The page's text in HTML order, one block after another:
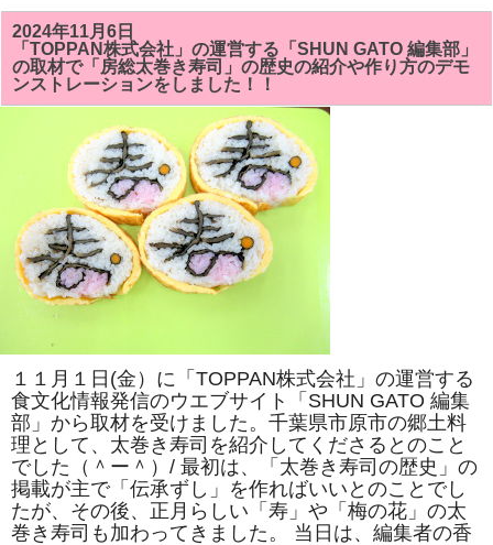
市
「イ
チ
推
し
イ
ベ
は
郷
土
料
理
「房
司
体
験
教
室」
で
「NHK
ワ
ー
ル
ド」
2024年11月6日
「TOPPAN株式会社」の運営する「SHUN GATO 編集部」
の取材で「房総太巻き寿司」の歴史の紹介や作り方のデモ
ンストレーションをしました！！
１１月１日(金）に「TOPPAN株式会社」の運営する
食文化情報発信のウエブサイト「SHUN GATO 編集
部」から取材を受けました。千葉県市原市の郷土料
理として、太巻き寿司を紹介してくださるとのこと
でした（＾ー＾）/ 最初は、「太巻き寿司の歴史」の
掲載が主で「伝承ずし」を作ればいいとのことでし
たが、その後、正月らしい「寿」や「梅の花」の太
巻き寿司も加わってきました。 当日は、編集者の香